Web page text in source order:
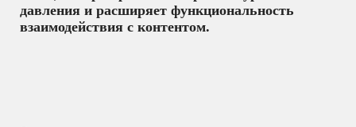
давления и расширяет функциональность
взаимодействия с контентом.